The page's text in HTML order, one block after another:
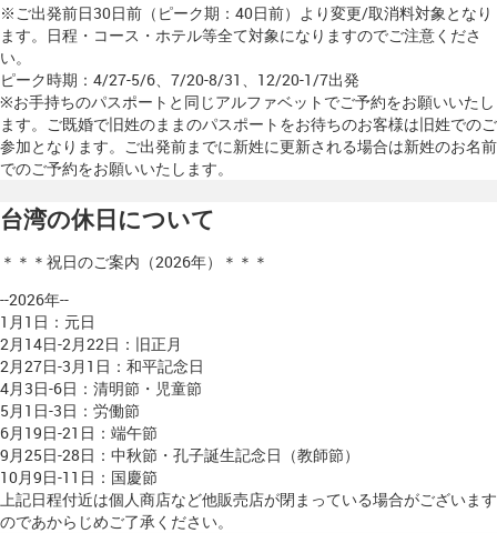
※ご出発前日30日前（ピーク期：40日前）より変更/取消料対象となり
ます。日程・コース・ホテル等全て対象になりますのでご注意くださ
い。
ピーク時期：4/27-5/6、7/20-8/31、12/20-1/7出発
※お手持ちのパスポートと同じアルファベットでご予約をお願いいたし
ます。ご既婚で旧姓のままのパスポートをお待ちのお客様は旧姓でのご
参加となります。ご出発前までに新姓に更新される場合は新姓のお名前
でのご予約をお願いいたします。
台湾の休日について
＊＊＊祝日のご案内（2026年）＊＊＊
--2026年--
1月1日：元日
2月14日-2月22日：旧正月
2月27日-3月1日：和平記念日
4月3日-6日：清明節・児童節
5月1日-3日：労働節
6月19日-21日：端午節
9月25日-28日：中秋節・孔子誕生記念日（教師節）
10月9日-11日：国慶節
上記日程付近は個人商店など他販売店が閉まっている場合がございます
のであからじめご了承ください。